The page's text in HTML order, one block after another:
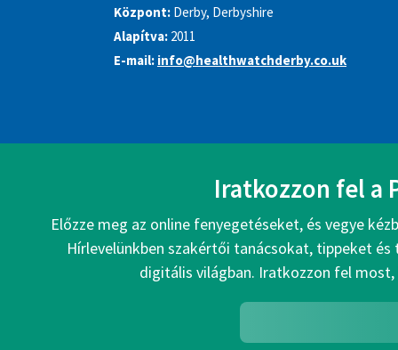
Központ: Derby, Derbyshire
Alapítva: 2011
E-mail: info@healthwatchderby.co.uk
Iratkozzon fel a
Előzze meg az online fenyegetéseket, és vegye
Hírlevelünkben szakértői tanácsokat, tippeket
digitális világban. Iratkozzon fel